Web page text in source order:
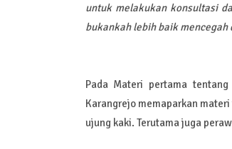
untuk melakukan konsultasi
bukankah lebih baik
Pada Materi pertama
Karangrejo memaparkan
ujung kaki. Terutama juga